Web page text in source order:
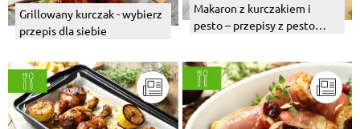
Grillowany kurczak - wybierz
przepis dla siebie
Makaron z kurczakiem i
pesto – przepisy z pesto